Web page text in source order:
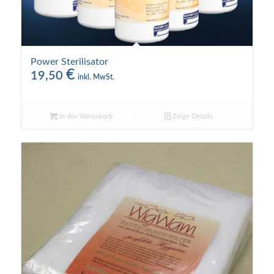
Power Sterilisator
19,50 € inkl. MwSt.
In den Warenkorb Zeige Details